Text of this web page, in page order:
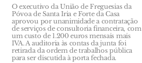
O executivo da União de Freguesias da
Póvoa de Santa Iria e Forte da Casa
aprovou por unanimidade a contratação
de serviços de consultoria financeira, com
um custo de 1.200 euros mensais mais
IVA. A auditoria às contas da junta foi
retirada da ordem de trabalhos pública
para ser discutida à porta fechada.